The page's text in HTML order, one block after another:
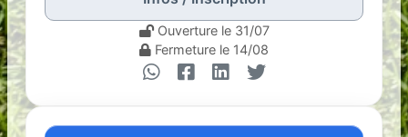
Ouverture le 31/07
Fermeture le 14/08